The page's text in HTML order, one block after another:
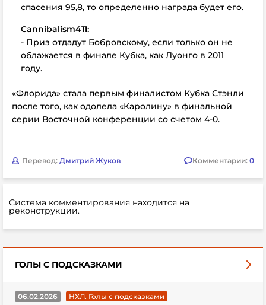
спасения 95,8, то определенно награда будет его.
Cannibalism411:
- Приз отдадут Бобровскому, если только он не
облажается в финале Кубка, как Луонго в 2011
году.
«Флорида» стала первым финалистом Кубка Стэнли
после того, как одолела «Каролину» в финальной
серии Восточной конференции со счетом 4-0.
Перевод: Дмитрий Жуков Комментарии: 0
Система комментирования находится на
реконструкции.
ГОЛЫ С ПОДСКАЗКАМИ
06.02.2026
НХЛ. Голы с подсказками